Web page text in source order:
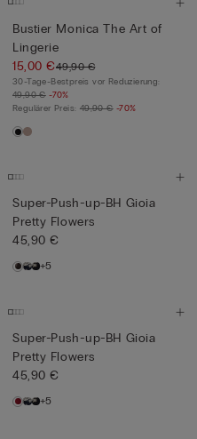
Bustier Monica The Art of
Lingerie
15,00 €49,90 €
30-Tage-Bestpreis vor Reduzierung:
49,90 € -70%
Regulärer Preis: 49,90 € -70%
Super-Push-up-BH Gioia
Pretty Flowers
45,90 €
+5
Super-Push-up-BH Gioia
Pretty Flowers
45,90 €
+5